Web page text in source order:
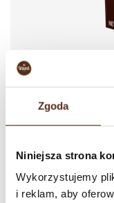
Zgoda
Niniejsza strona
Wykorzystujemy
i reklam, aby
90 g
Luxuriate in 90% of
varieties. The product
Includes cocoa butter.